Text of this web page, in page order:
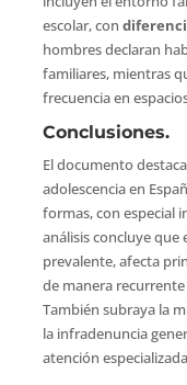
escolar, con
hombres declaran
familiares, mientras
frecuencia en
Conclusiones.
El documento
adolescencia en
formas, con especial
análisis concluye que
prevalente, afecta
de manera
También subraya la
la infradenuncia
atención